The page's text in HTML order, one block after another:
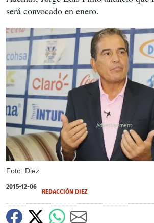
será convocado en enero.
Foto: Diez
2015-12-06
REDACCIÓN DIEZ